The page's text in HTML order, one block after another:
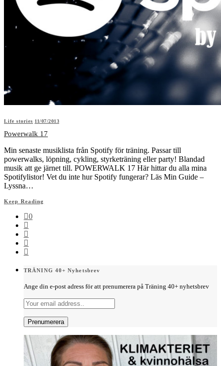
Life stories 11/07/2013
Powerwalk 17
Min senaste musiklista från Spotify för träning. Passar till
powerwalks, löpning, cykling, styrketräning eller party! Blandad
musik att ge järnet till. POWERWALK 17 Här hittar du alla mina
Spotifylistor! Vet du inte hur Spotify fungerar? Läs Min Guide –
Lyssna…
Keep Reading
0
TRÄNING 40+ Nyhetsbrev
Ange din e-post adress för att prenumerera på Träning 40+ nyhetsbrev